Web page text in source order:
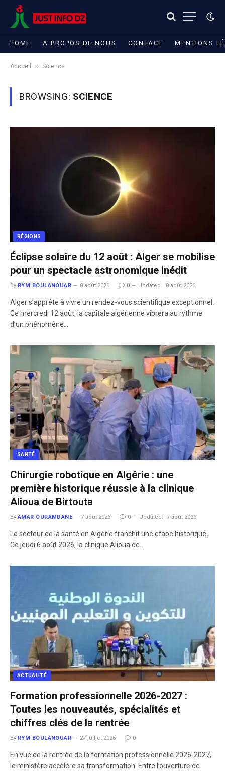
HOME A PROPOS DE NOUS CONTACT MENTIONS
Accueil » Science
BROWSING: SCIENCE
RÉGIONS
Éclipse solaire du 12 août : Alger se mobilise
pour un spectacle astronomique inédit
By RYM BOULANOUAR 8 août 2026 0 Updated: 8 août 2026
​Alger s’apprête à vivre un rendez-vous scientifique exceptionnel.
Ce mercredi 12 août, la capitale algérienne vibrera au rythme
d’un phénomène…
SANTÉ
Chirurgie robotique en Algérie : une
première historique réussie à la clinique
Alioua de Birtouta
By AMAR OURAMDANE 7 août 2026 0 Updated: 7 août 2026
​Le secteur de la santé en Algérie franchit une étape historique.
Ce jeudi 6 août 2026, la clinique Alioua de…
ACTUALITÉ
Formation professionnelle 2026-2027 :
Toutes les nouveautés, spécialités et
chiffres clés de la rentrée
By RYM BOULANOUAR 27 juillet 2026 0
​En vue de la rentrée de la formation professionnelle 2026-2027,
le ministère accélère sa transformation. Entre l’ouverture de